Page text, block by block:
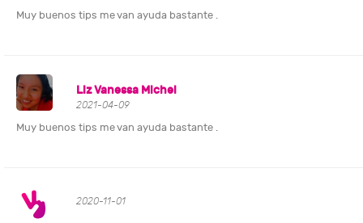
Muy buenos tips me van ayuda bastante .
Liz Vanessa Michel
2021-04-09
Muy buenos tips me van ayuda bastante .
2020-11-01